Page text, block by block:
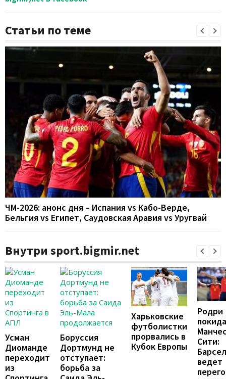
Статьи по теме
ЧМ-2026: анонс дня – Испания vs Кабо-Верде,
Бельгия vs Египет, Саудовская Аравия vs Уругвай
Внутри sport.bigmir.net
Усман
Диоманде
переходит
из
Боруссия
Дортмунд не
отступает:
борьба за
Харьковские
футболистки
прорвались в
Кубок Европы
Родри
Сити:
ведет